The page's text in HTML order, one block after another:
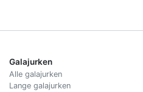
Galajurken
Alle galajurken
Lange galajurken